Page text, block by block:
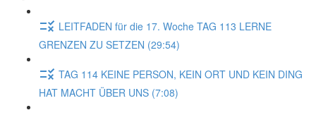
LEITFADEN für die 17. Woche TAG 113 LERNE
GRENZEN ZU SETZEN (29:54)
TAG 114 KEINE PERSON, KEIN ORT UND KEIN DING
HAT MACHT ÜBER UNS (7:08)